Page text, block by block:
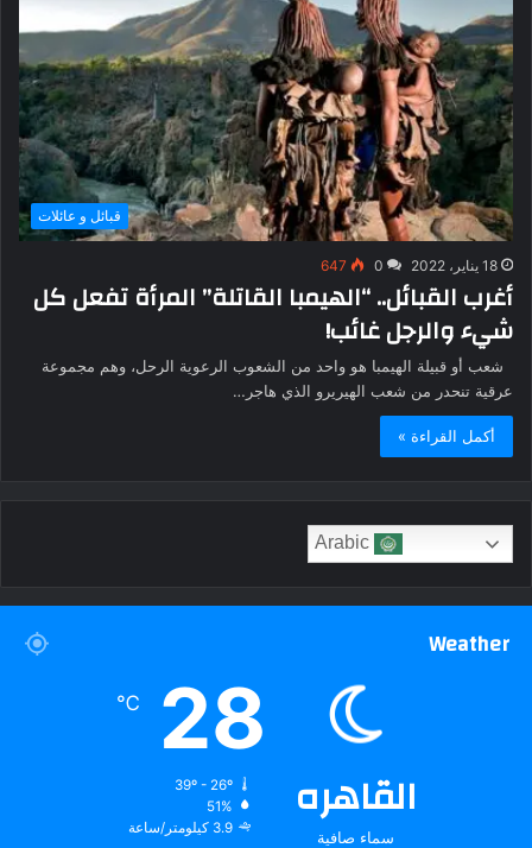
قبائل و عائلات
18 يناير، 2022 0
647
أغرب القبائل.. “الهيمبا القاتلة” المرأة تفعل كل
شيء والرجل غائب!
شعب أو قبيلة الهيمبا هو واحد من الشعوب الرعوية الرحل، وهم مجموعة
عرقية تنحدر من شعب الهيريرو الذي هاجر…
أكمل القراءة »
Weather
القاهره
سماء صافية
28
℃
39º - 26º
51%
3.9 كيلومتر/ساعة